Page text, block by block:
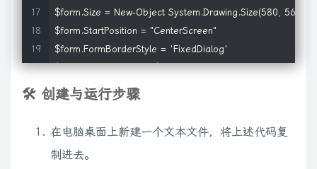
$form.Size = New-Object System.Drawing.Size(580, 560)
$form.StartPosition = "CenterScreen"
$form.FormBorderStyle = 'FixedDialog'
$form.MaximizeBox = $false
# --- 2. 创建列表 (ListView) ---
$listView.Location = New-Object System.Drawing.Point(20,
$listView.Size = New-Object System.Drawing.Size(520, 180)
🛠️ 创建与运行步骤
在电脑桌面上新建一个文本文件，将上述代码复
制进去。